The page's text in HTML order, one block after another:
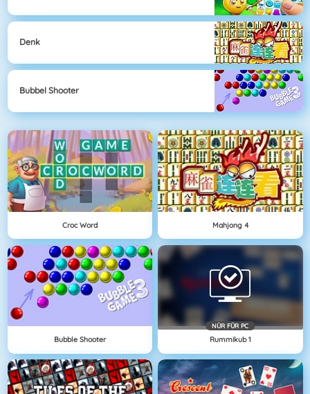
Denk
Bubbel Shooter
Croc Word Mahjong 4
Bubble Shooter
NÜR FÜR PC
Rummikub 1